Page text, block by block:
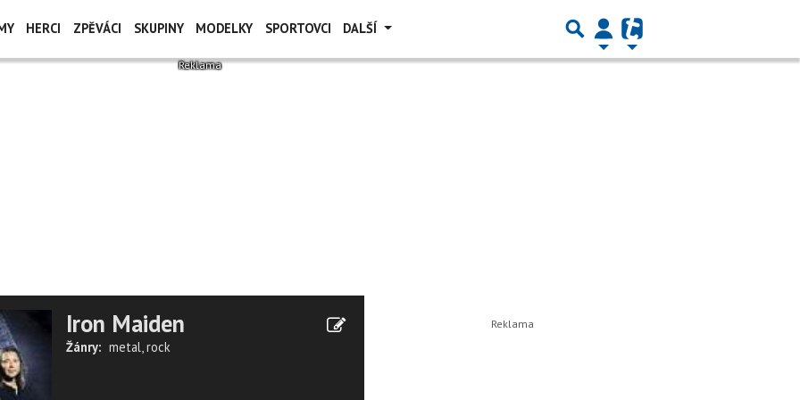
HERCI ZPĚVÁCI SKUPINY MODELKY SPORTOVCI DALŠÍ
Iron Maiden
Žánry: metal,rock